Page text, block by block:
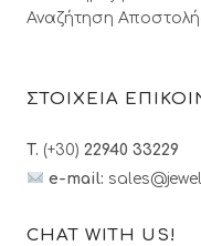
Αναζήτηση
ΣΤΟΙΧΕΙΑ
T. (+30) 22940 33229
e-mail:
CHAT WITH US!